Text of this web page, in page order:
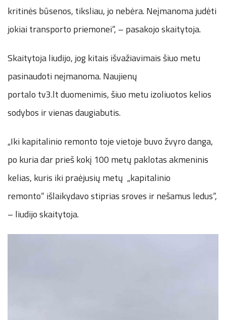
kritinės būsenos, tiksliau, jo nebėra. Neįmanoma judėti
jokiai transporto priemonei“, – pasakojo skaitytoja.
Skaitytoja liudijo, jog kitais išvažiavimais šiuo metu
pasinaudoti neįmanoma. Naujienų
portalo tv3.lt duomenimis, šiuo metu izoliuotos kelios
sodybos ir vienas daugiabutis.
„Iki kapitalinio remonto toje vietoje buvo žvyro danga,
po kuria dar prieš kokį 100 metų paklotas akmeninis
kelias, kuris iki praėjusių metų „kapitalinio
remonto“ išlaikydavo stiprias sroves ir nešamus ledus“,
– liudijo skaitytoja.